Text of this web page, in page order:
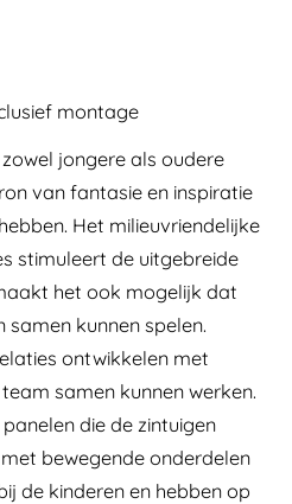
montage
jongere als oudere
van fantasie en inspiratie
Het milieuvriendelijke
stimuleert de uitgebreide
het ook mogelijk dat
kunnen spelen.
ontwikkelen met
samen kunnen werken.
die de zintuigen
bewegende onderdelen
de kinderen en hebben op